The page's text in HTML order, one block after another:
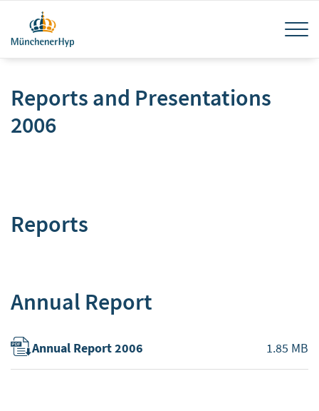
main
content
Reports and Presentations
2006
Reports
Annual Report
Annual Report 2006 1.85 MB